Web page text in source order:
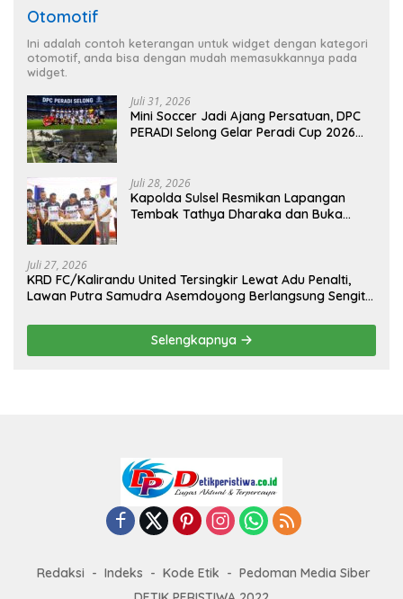
Otomotif
Ini adalah contoh keterangan untuk widget dengan kategori
otomotif, anda bisa dengan mudah memasukkannya pada
widget.
Juli 31, 2026
Mini Soccer Jadi Ajang Persatuan, DPC
PERADI Selong Gelar Peradi Cup 2026
Juli 28, 2026
Kapolda Sulsel Resmikan Lapangan
Tembak Tathya Dharaka dan Buka
Juli 27, 2026
KRD FC/Kalirandu United Tersingkir Lewat Adu Penalti,
Lawan Putra Samudra Asemdoyong Berlangsung Sengit
Selengkapnya
Redaksi Indeks Kode Etik
Pedoman Media Siber